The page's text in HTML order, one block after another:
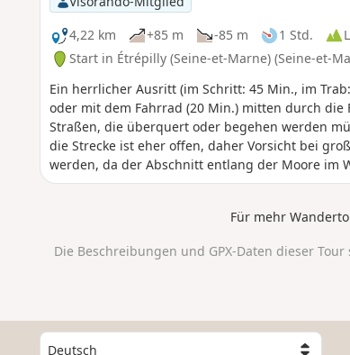
4,22 km
+85 m -85 m 1 Std.
Start in Étrépilly (Seine-et-Marne) (Seine-et-
Ein herrlicher Ausritt (im Schritt: 45 Min., im
oder mit dem Fahrrad (20 Min.) mitten durch
Straßen, die überquert oder begehen werden
die Strecke ist eher offen, daher Vorsicht bei
werden, da der Abschnitt entlang der Moore im
nördlichen Teil über die Straße nach Étrépilly
Für mehr
Die Beschreibungen und GPX-Daten dieser
W